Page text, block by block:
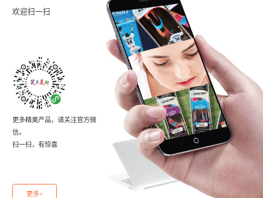
欢迎扫一扫
更多精美产品，请关注官方微
信。
扫一扫，有惊喜
更多+